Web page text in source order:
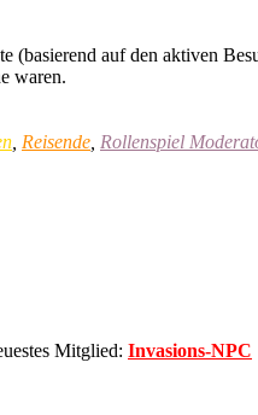
(basierend auf den aktiven
waren.
Reisende Rollenspiel
Mitglied: Invasions-NPC